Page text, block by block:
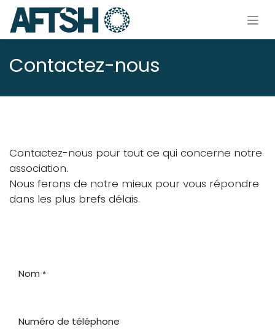
Se rendre au contenu
Contactez-nous
Contactez-nous pour tout ce qui concerne notre
association.
Nous ferons de notre mieux pour vous répondre
dans les plus brefs délais.
Nom *
Numéro de téléphone